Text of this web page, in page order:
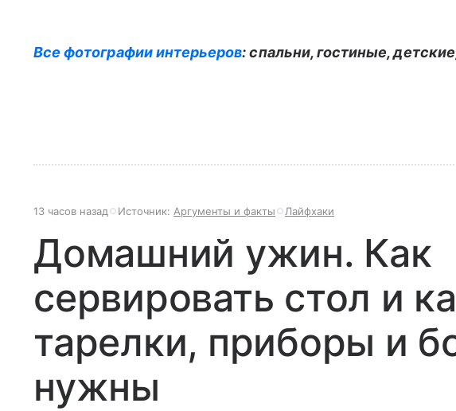
Все фотографии интерьеров: спальни, гостиные,
13 часов назад Источник: Аргументы и факты Лайфхаки
Домашний ужин. Как
сервировать стол и
тарелки, приборы и
нужны